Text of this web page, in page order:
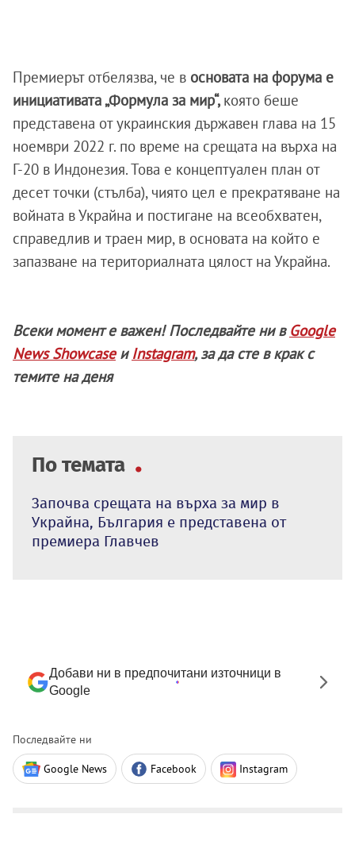
Премиерът отбелязва, че в основата на форума е
инициативата „Формула за мир“, която беше
представена от украинския държавен глава на 15
ноември 2022 г. по време на срещата на върха на
Г-20 в Индонезия. Това е концептуален план от
десет точки (стълба), чиято цел е прекратяване на
войната в Украйна и постигане на всеобхватен,
справедлив и траен мир, в основата на който е
запазване на териториалната цялост на Украйна.
Всеки момент е важен! Последвайте ни в Google
News Showcaseи Instagram, за да сте в крак с
темите на деня
По темата
Започва срещата на върха за мир в
Украйна, България е представена от
премиера Главчев
Добави ни в предпочитани източници в
Google
Последвайте ни
Google News Facebook Instagram